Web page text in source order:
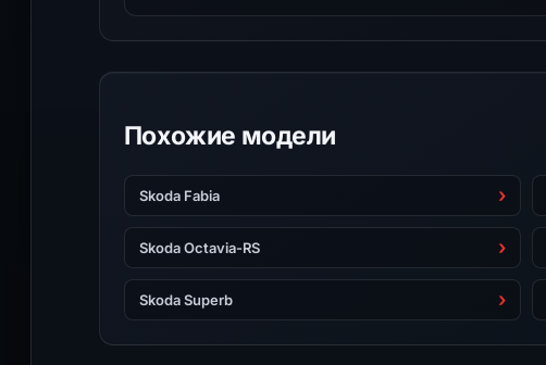
Похожие модели
Skoda Fabia
Skoda Octavia-RS
Skoda Superb